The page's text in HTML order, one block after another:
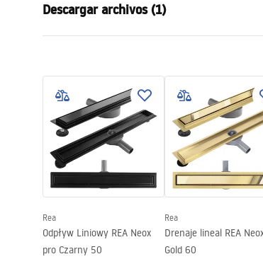
Tipo de sifón
Długość odpływu (cm)
Tipo de rejilla
Przepustowość
Powłoka
Garantía
Descargar archivos (1)
LINEAR-3.pdf
Rea
Odpływ Liniowy REA Neox
pro Czarny 50
Rea
Drenaje lineal REA
Gold 60